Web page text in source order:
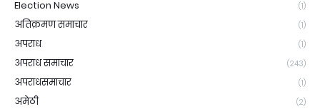
Election News (1)
अतिक्रमण समाचार (1)
अपराध (1)
अपराध समाचार (243)
अपराधसमाचार (1)
अमेठी (2)